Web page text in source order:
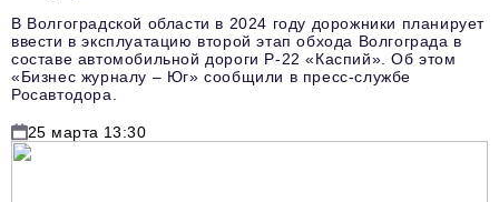
В Волгоградской области в 2024 году дорожники планирует
ввести в эксплуатацию второй этап обхода Волгограда в
составе автомобильной дороги Р-22 «Каспий». Об этом
«Бизнес журналу – Юг» сообщили в пресс-службе
Росавтодора.
25 марта 13:30